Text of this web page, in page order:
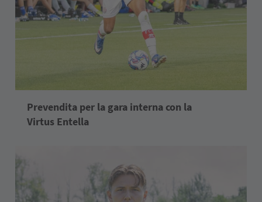
Prevendita per la gara interna con la
Virtus Entella